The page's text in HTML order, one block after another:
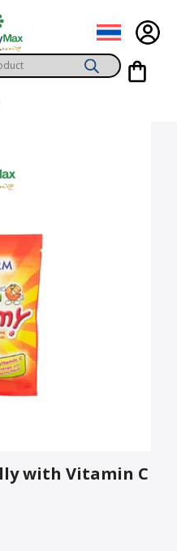
with Vitamin C